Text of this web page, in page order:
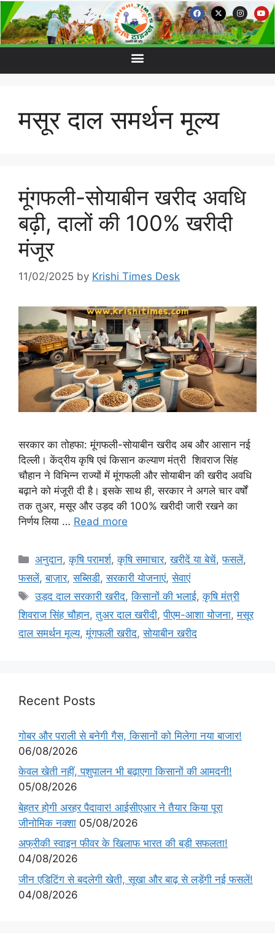
मसूर दाल समर्थन मूल्य
मूंगफली-सोयाबीन खरीद अवधि
बढ़ी, दालों की 100% खरीदी
मंजूर
11/02/2025 by Krishi Times Desk
सरकार का तोहफा: मूंगफली-सोयाबीन खरीद अब और आसान नई
दिल्ली। केंद्रीय कृषि एवं किसान कल्याण मंत्री शिवराज सिंह
चौहान ने विभिन्न राज्यों में मूंगफली और सोयाबीन की खरीद अवधि
बढ़ाने को मंजूरी दी है। इसके साथ ही, सरकार ने अगले चार वर्षों
तक तुअर, मसूर और उड़द की 100% खरीदी जारी रखने का
निर्णय लिया … Read more
अनुदान,कृषि परामर्श,कृषि समाचार,खरीदें या बेचें,फसलें,
फसलें,बाज़ार,सब्सिडी,सरकारी योजनाएं,सेवाएं
उड़द दाल सरकारी खरीद,किसानों की भलाई,कृषि मंत्री
शिवराज सिंह चौहान,तुअर दाल खरीदी,पीएम-आशा योजना,मसूर
दाल समर्थन मूल्य,मूंगफली खरीद,सोयाबीन खरीद
Recent Posts
गोबर और पराली से बनेगी गैस, किसानों को मिलेगा नया बाजार!
06/08/2026
केवल खेती नहीं, पशुपालन भी बढ़ाएगा किसानों की आमदनी!
05/08/2026
बेहतर होगी अरहर पैदावार! आईसीएआर ने तैयार किया पूरा
जीनोमिक नक्शा 05/08/2026
अफ्रीकी स्वाइन फीवर के खिलाफ भारत की बड़ी सफलता!
04/08/2026
जीन एडिटिंग से बदलेगी खेती, सूखा और बाढ़ से लड़ेंगी नई फसलें!
04/08/2026